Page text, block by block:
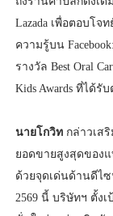
Lazada เพื่อตอบโ
ความรู้บน
รางวัล Best Oral
Kids Awards ที่ได้รั
นายโกวิท กล่าวเส
ยอดขายสูงสุดของ
ด้วยจุดเด่นด้านดีไ
2569 นี้ บริษัทฯ ตั้ง